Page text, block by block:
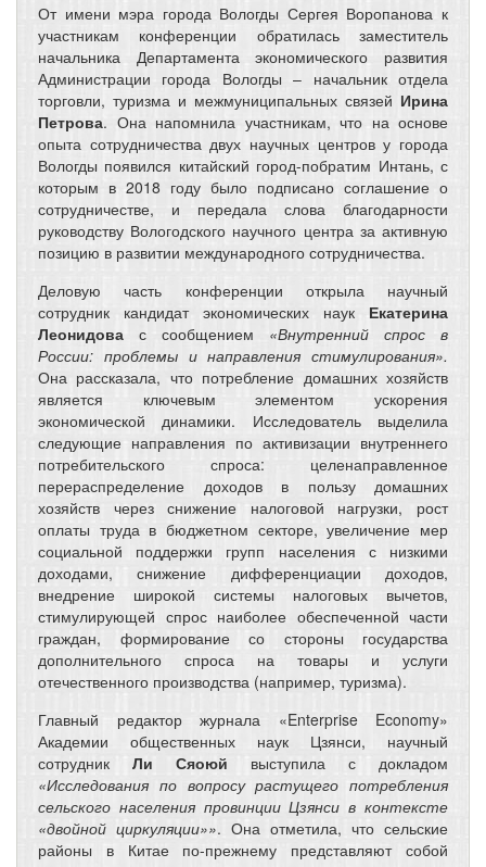
От имени мэра города Вологды Сергея Воропанова к
участникам конференции обратилась
заместитель
начальника Департамента экономического развития
Администрации города Вологды – начальник отдела
торговли, туризма и межмуниципальных связей Ирина
Петрова. Она напомнила участникам, что на основе
опыта сотрудничества двух научных центров у города
Вологды появился китайский город-побратим Интань, с
которым в 2018 году было подписано соглашение о
сотрудничестве, и передала слова благодарности
руководству Вологодского научного центра за активную
позицию в развитии международного сотрудничества.
Деловую часть конференции открыла научный
сотрудник кандидат экономических наук Екатерина
Леонидова с сообщением «Внутренний спрос в
России: проблемы и направления стимулирования».
Она рассказала, что потребление домашних хозяйств
является ключевым элементом ускорения
экономической динамики. Исследователь выделила
следующие направления по активизации внутреннего
потребительского спроса: целенаправленное
перераспределение доходов в пользу домашних
хозяйств через снижение налоговой нагрузки, рост
оплаты труда в бюджетном секторе, увеличение мер
социальной поддержки групп населения с низкими
доходами, снижение дифференциации доходов,
внедрение широкой системы налоговых вычетов,
стимулирующей спрос наиболее обеспеченной части
граждан, формирование со стороны государства
дополнительного спроса на товары и услуги
отечественного производства (например, туризма).
Главный редактор журнала «Enterprise Economy»
Академии общественных наук Цзянси, научный
сотрудник Ли Сяоюй выступила с докладом
«Исследования по вопросу растущего потребления
сельского населения провинции Цзянси в контексте
«двойной циркуляции»». Она отметила, что сельские
районы в Китае по-прежнему представляют собой